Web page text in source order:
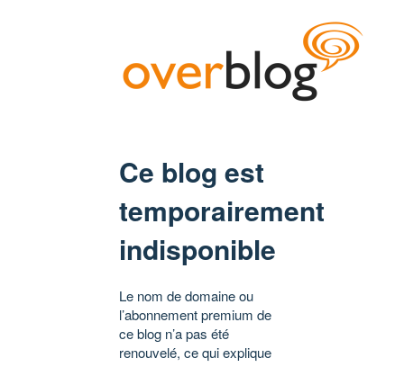
Ce blog est
temporairement
indisponible
Le nom de domaine ou
l’abonnement premium de
ce blog n’a pas été
renouvelé, ce qui explique